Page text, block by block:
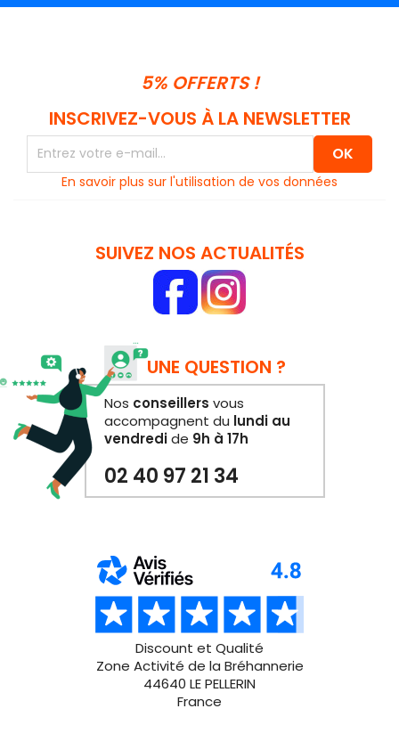
5% OFFERTS !
INSCRIVEZ-VOUS À LA NEWSLETTER
En savoir plus sur l'utilisation de vos données
SUIVEZ NOS ACTUALITÉS
UNE QUESTION ?
Nos conseillers vous
accompagnent du lundi au
vendredide 9h à 17h
02 40 97 21 34
Discount et Qualité
Zone Activité de la Bréhannerie
44640 LE PELLERIN
France